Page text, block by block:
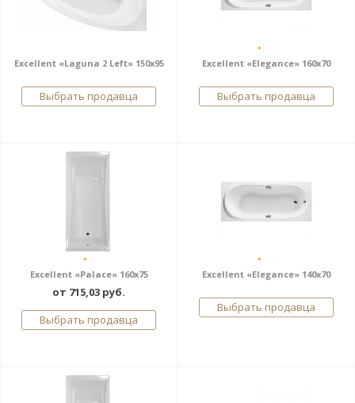
Excellent «Laguna 2 Left» 150x95
Выбрать продавца
Excellent «Elegance» 160x70
Выбрать продавца
Excellent «Palace» 160x75
от 715,03 руб.
Выбрать продавца
Excellent «Elegance» 140x70
Выбрать продавца